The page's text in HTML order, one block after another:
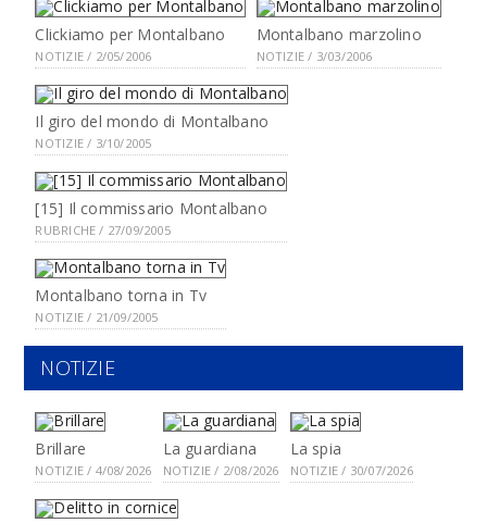
Clickiamo per Montalbano
NOTIZIE / 2/05/2006
Montalbano marzolino
NOTIZIE / 3/03/2006
Il giro del mondo di Montalbano
NOTIZIE / 3/10/2005
[15] Il commissario Montalbano
RUBRICHE / 27/09/2005
Montalbano torna in Tv
NOTIZIE / 21/09/2005
NOTIZIE
Brillare
NOTIZIE / 4/08/2026
La guardiana
NOTIZIE / 2/08/2026
La spia
NOTIZIE / 30/07/2026